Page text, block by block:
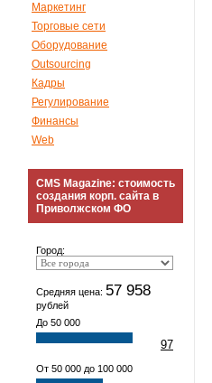
Маркетинг
Торговые сети
Оборудование
Outsourcing
Кадры
Регулирование
Финансы
Web
CMS Magazine: стоимость
создания корп. сайта в
Приволжском ФО
Город:
Средняя цена: 57 958
рублей
До 50 000
97
От 50 000 до 100 000